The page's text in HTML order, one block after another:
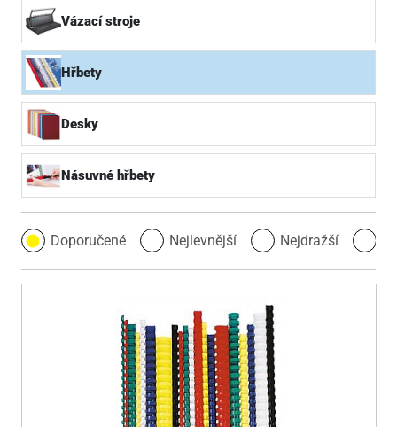
Vázací stroje
Hřbety
Desky
Násuvné hřbety
Doporučené Nejlevnější Nejdražší